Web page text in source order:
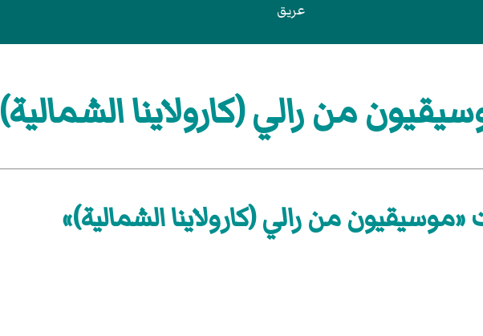
عريق
من رالي (كارولاينا الشمالية)
«موسيقيون من رالي (كارولاينا الشمالية)»